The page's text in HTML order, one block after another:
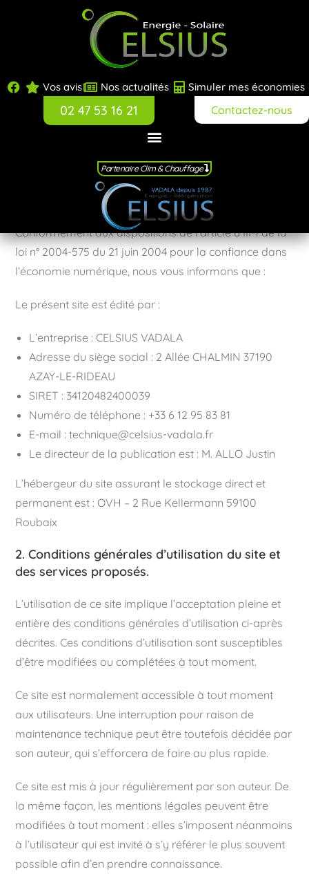
Vos avis Nos actualités Simuler mes économies
02 47 53 16 21 Contactez-nous
Partenaire Clim & Chauffage
Ci-après dénommé « L’auteur » = Celsius Solaire
1. Présentation du site.
Conformément aux dispositions de l’article 6 III-1 de la
loi n° 2004-575 du 21 juin 2004 pour la confiance dans
l’économie numérique, nous vous informons que :
Le présent site est édité par :
L’entreprise : CELSIUS VADALA
Adresse du siège social : 2 Allée CHALMIN 37190
AZAY-LE-RIDEAU
SIRET : 34120482400039
Numéro de téléphone : +33 6 12 95 83 81
E-mail : technique@celsius-vadala.fr
Le directeur de la publication est : M. ALLO Justin
L’hébergeur du site assurant le stockage direct et
permanent est : OVH – 2 Rue Kellermann 59100
Roubaix
2. Conditions générales d’utilisation du site et
des services proposés.
L’utilisation de ce site implique l’acceptation pleine et
entière des conditions générales d’utilisation ci-après
décrites. Ces conditions d’utilisation sont susceptibles
d’être modifiées ou complétées à tout moment.
Ce site est normalement accessible à tout moment
aux utilisateurs. Une interruption pour raison de
maintenance technique peut être toutefois décidée par
son auteur, qui s’efforcera de faire au plus rapide.
Ce site est mis à jour régulièrement par son auteur. De
la même façon, les mentions légales peuvent être
modifiées à tout moment : elles s’imposent néanmoins
à l’utilisateur qui est invité à s’y référer le plus souvent
possible afin d’en prendre connaissance.